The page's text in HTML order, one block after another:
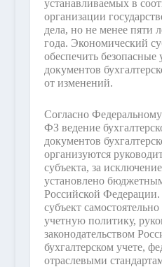
устанавливаемых в
организации
дела, но не менее пяти
года. Экономический
обеспечить безопасные
документов
от изменений.
Согласно
ФЗ ведение
документов
организуются
субъекта, за
установлено
Российской
субъект
учетную политику,
законодательством
бухгалтерском учете,
отраслевыми